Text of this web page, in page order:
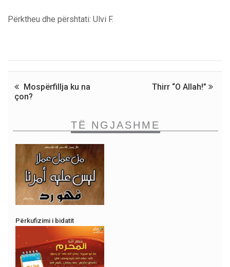
Përktheu dhe përshtati: Ulvi F.
Mospërfillja ku na
çon?
Thirr “O Allah!”
TË NGJASHME
Përkufizimi i bidatit